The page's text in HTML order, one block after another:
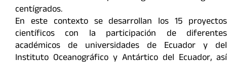
centígrados.
En este contexto se desarrollan los 15 proyectos
científicos con la participación de diferentes
académicos de universidades de Ecuador y del
Instituto Oceanográfico y Antártico del Ecuador, así